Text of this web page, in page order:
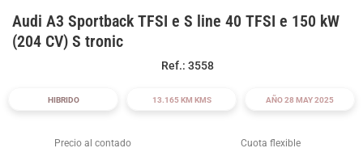
Audi A3 Sportback TFSI e S line 40 TFSI e 150 kW
(204 CV) S tronic
Ref.: 3558
HIBRIDO 13.165 KM KMS AÑO 28 MAY 2025
Precio al contado Cuota flexible